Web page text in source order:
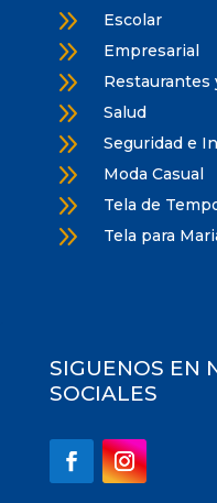
9 Escolar
9 Empresarial
9 Restaurantes
9 Salud
9 Seguridad e
9 Moda Casual
9 Tela de
9 Tela para
SIGUENOS EN
SOCIALES